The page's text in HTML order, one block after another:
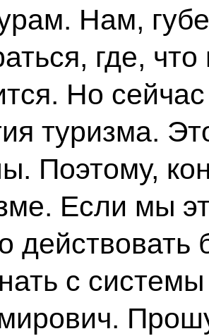
Нам,
где,
Но
туризма.
Поэтому,
Если мы
действовать
с